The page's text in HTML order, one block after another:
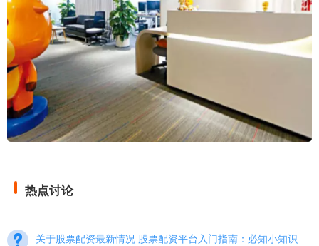
热点讨论
关于股票配资最新情况 股票配资平台入门指南：必知小知识